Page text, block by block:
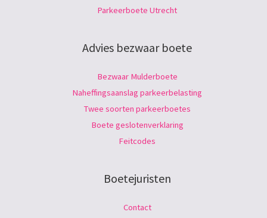
Parkeerboete Utrecht
Advies bezwaar boete
Bezwaar Mulderboete
Naheffingsaanslag parkeerbelasting
Twee soorten parkeerboetes
Boete geslotenverklaring
Feitcodes
Boetejuristen
Contact